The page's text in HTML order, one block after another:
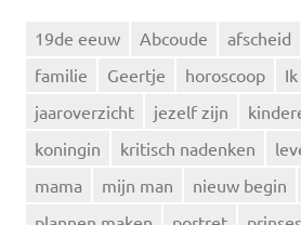
19de eeuw Abcoude afscheid
familie
Geertje horoscoop
jaaroverzicht
jezelf zijn
koningin
kritisch nadenken
mama
mijn man nieuw begin